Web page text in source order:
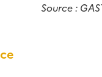
Source :